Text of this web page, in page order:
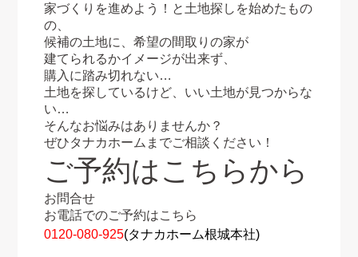
家づくりを進めよう！と土地探しを始めたもの
の、
候補の土地に、希望の間取りの家が
建てられるかイメージが出来ず、
購入に踏み切れない…
土地を探しているけど、いい土地が見つからな
い…
そんなお悩みはありませんか？
ぜひタナカホームまでご相談ください！
ご予約はこちらから
お問合せ
お電話でのご予約はこちら
0120‐080‐925(タナカホーム根城本社)